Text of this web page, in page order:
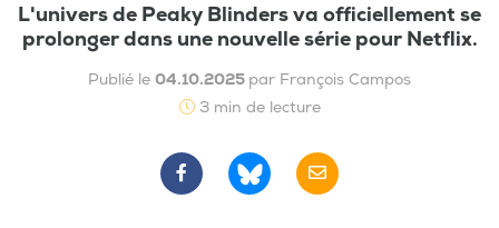
L'univers de Peaky Blinders va officiellement se
prolonger dans une nouvelle série pour Netflix.
Publié le 04.10.2025 par François Campos
3 min de lecture